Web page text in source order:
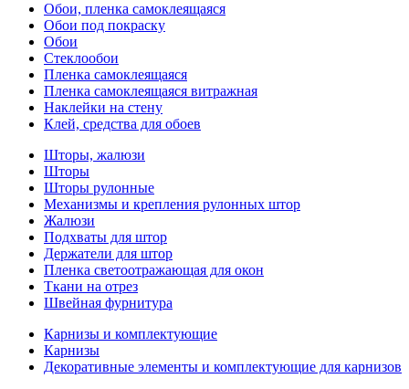
Обои, пленка самоклеящаяся
Обои под покраску
Обои
Стеклообои
Пленка самоклеящаяся
Пленка самоклеящаяся витражная
Наклейки на стену
Клей, средства для обоев
Шторы, жалюзи
Шторы
Шторы рулонные
Механизмы и крепления рулонных штор
Жалюзи
Подхваты для штор
Держатели для штор
Пленка светоотражающая для окон
Ткани на отрез
Швейная фурнитура
Карнизы и комплектующие
Карнизы
Декоративные элементы и комплектующие для карнизов